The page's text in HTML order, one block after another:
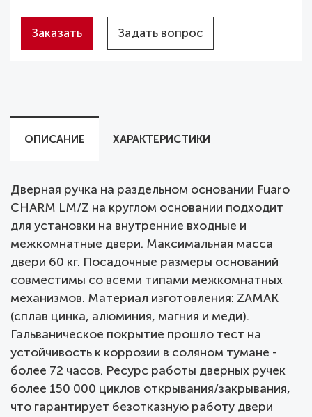
Заказать Задать вопрос
ОПИСАНИЕ ХАРАКТЕРИСТИКИ
Дверная ручка на раздельном основании Fuaro
CHARM LM/Z на круглом основании подходит
для установки на внутренние входные и
межкомнатные двери. Максимальная масса
двери 60 кг. Посадочные размеры оснований
совместимы со всеми типами межкомнатных
механизмов. Материал изготовления: ZAMAK
(сплав цинка, алюминия, магния и меди).
Гальваническое покрытие прошло тест на
устойчивость к коррозии в соляном тумане -
более 72 часов. Ресурс работы дверных ручек
более 150 000 циклов открывания/закрывания,
что гарантирует безотказную работу двери